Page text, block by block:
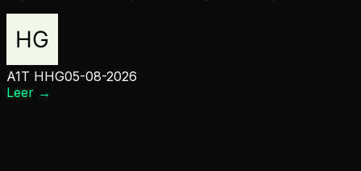
A1T HHG05-08-2026
Leer →